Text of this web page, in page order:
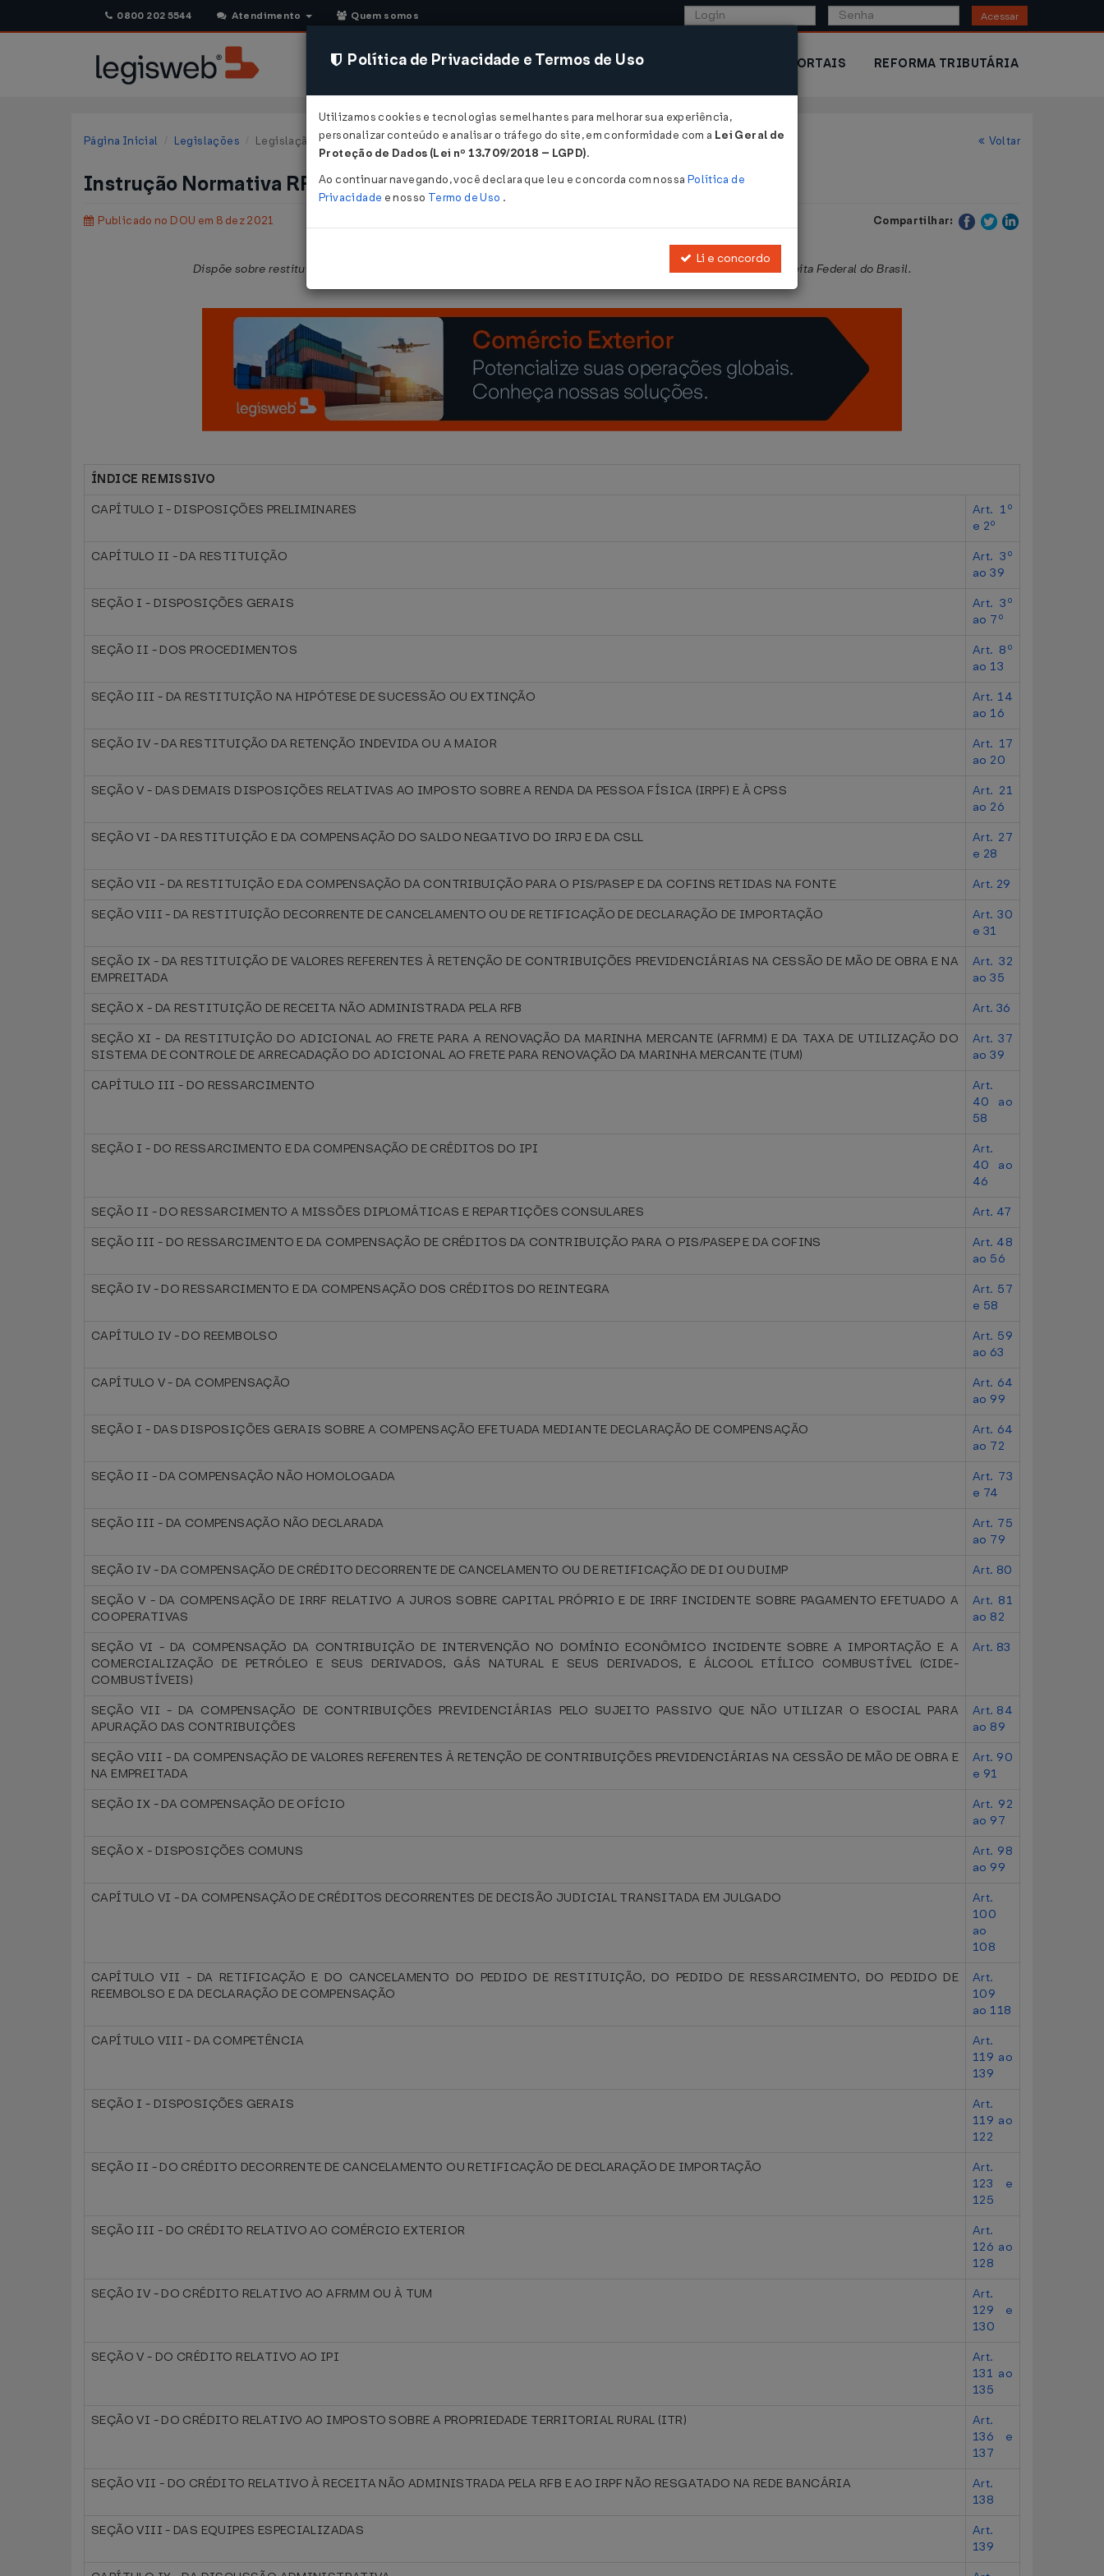
0800 202 5544 Atendimento Quem somos Acessar
CONSULTORIA SISTEMAS COMÉRCIO EXTERIOR PORTAIS REFORMA TRIBUTÁRIA
Página Inicial Legislações Legislação Federal Voltar
Instrução Normativa RFB Nº 2055 DE 06/12/2021
Publicado no DOU em 8 dez 2021 Compartilhar:
Dispõe sobre restituição, compensação, ressarcimento e reembolso, no âmbito da Secretaria Especial da Receita Federal do Brasil.
ÍNDICE REMISSIVO
CAPÍTULO I - DISPOSIÇÕES PRELIMINARES
Art. 1º
e 2º
CAPÍTULO II - DA RESTITUIÇÃO
Art. 3º
ao 39
SEÇÃO I - DISPOSIÇÕES GERAIS
Art. 3º
ao 7º
SEÇÃO II - DOS PROCEDIMENTOS
Art. 8º
ao 13
SEÇÃO III - DA RESTITUIÇÃO NA HIPÓTESE DE SUCESSÃO OU EXTINÇÃO
Art. 14
ao 16
SEÇÃO IV - DA RESTITUIÇÃO DA RETENÇÃO INDEVIDA OU A MAIOR
Art. 17
ao 20
SEÇÃO V - DAS DEMAIS DISPOSIÇÕES RELATIVAS AO IMPOSTO SOBRE A RENDA DA PESSOA FÍSICA (IRPF) E À CPSS
Art. 21
ao 26
SEÇÃO VI - DA RESTITUIÇÃO E DA COMPENSAÇÃO DO SALDO NEGATIVO DO IRPJ E DA CSLL
Art. 27
e 28
SEÇÃO VII - DA RESTITUIÇÃO E DA COMPENSAÇÃO DA CONTRIBUIÇÃO PARA O PIS/PASEP E DA COFINS RETIDAS NA FONTE
Art. 29
SEÇÃO VIII - DA RESTITUIÇÃO DECORRENTE DE CANCELAMENTO OU DE RETIFICAÇÃO DE DECLARAÇÃO DE IMPORTAÇÃO
Art. 30
e 31
SEÇÃO IX - DA RESTITUIÇÃO DE VALORES REFERENTES À RETENÇÃO DE CONTRIBUIÇÕES PREVIDENCIÁRIAS NA CESSÃO DE MÃO DE OBRA E NA
EMPREITADA
Art. 32
ao 35
SEÇÃO X - DA RESTITUIÇÃO DE RECEITA NÃO ADMINISTRADA PELA RFB
Art. 36
SEÇÃO XI - DA RESTITUIÇÃO DO ADICIONAL AO FRETE PARA A RENOVAÇÃO DA MARINHA MERCANTE (AFRMM) E DA TAXA DE UTILIZAÇÃO DO
SISTEMA DE CONTROLE DE ARRECADAÇÃO DO ADICIONAL AO FRETE PARA RENOVAÇÃO DA MARINHA MERCANTE (TUM)
Art. 37
ao 39
CAPÍTULO III - DO RESSARCIMENTO
Art.
40 ao
58
SEÇÃO I - DO RESSARCIMENTO E DA COMPENSAÇÃO DE CRÉDITOS DO IPI
Art.
40 ao
46
SEÇÃO II - DO RESSARCIMENTO A MISSÕES DIPLOMÁTICAS E REPARTIÇÕES CONSULARES
Art. 47
SEÇÃO III - DO RESSARCIMENTO E DA COMPENSAÇÃO DE CRÉDITOS DA CONTRIBUIÇÃO PARA O PIS/PASEP E DA COFINS
Art. 48
ao 56
SEÇÃO IV - DO RESSARCIMENTO E DA COMPENSAÇÃO DOS CRÉDITOS DO REINTEGRA
Art. 57
e 58
CAPÍTULO IV - DO REEMBOLSO
Art. 59
ao 63
CAPÍTULO V - DA COMPENSAÇÃO
Art. 64
ao 99
SEÇÃO I - DAS DISPOSIÇÕES GERAIS SOBRE A COMPENSAÇÃO EFETUADA MEDIANTE DECLARAÇÃO DE COMPENSAÇÃO
Art. 64
ao 72
SEÇÃO II - DA COMPENSAÇÃO NÃO HOMOLOGADA
Art. 73
e 74
SEÇÃO III - DA COMPENSAÇÃO NÃO DECLARADA
Art. 75
ao 79
SEÇÃO IV - DA COMPENSAÇÃO DE CRÉDITO DECORRENTE DE CANCELAMENTO OU DE RETIFICAÇÃO DE DI OU DUIMP
Art. 80
SEÇÃO V - DA COMPENSAÇÃO DE IRRF RELATIVO A JUROS SOBRE CAPITAL PRÓPRIO E DE IRRF INCIDENTE SOBRE PAGAMENTO EFETUADO A
COOPERATIVAS
Art. 81
ao 82
SEÇÃO VI - DA COMPENSAÇÃO DA CONTRIBUIÇÃO DE INTERVENÇÃO NO DOMÍNIO ECONÔMICO INCIDENTE SOBRE A IMPORTAÇÃO E A
COMERCIALIZAÇÃO DE PETRÓLEO E SEUS DERIVADOS, GÁS NATURAL E SEUS DERIVADOS, E ÁLCOOL ETÍLICO COMBUSTÍVEL (CIDE-
COMBUSTÍVEIS)
Art. 83
SEÇÃO VII - DA COMPENSAÇÃO DE CONTRIBUIÇÕES PREVIDENCIÁRIAS PELO SUJEITO PASSIVO QUE NÃO UTILIZAR O ESOCIAL PARA
APURAÇÃO DAS CONTRIBUIÇÕES
Art. 84
ao 89
SEÇÃO VIII - DA COMPENSAÇÃO DE VALORES REFERENTES À RETENÇÃO DE CONTRIBUIÇÕES PREVIDENCIÁRIAS NA CESSÃO DE MÃO DE OBRA E
NA EMPREITADA
Art. 90
e 91
SEÇÃO IX - DA COMPENSAÇÃO DE OFÍCIO
Art. 92
ao 97
SEÇÃO X - DISPOSIÇÕES COMUNS
Art. 98
ao 99
CAPÍTULO VI - DA COMPENSAÇÃO DE CRÉDITOS DECORRENTES DE DECISÃO JUDICIAL TRANSITADA EM JULGADO
Art.
100
ao
108
CAPÍTULO VII - DA RETIFICAÇÃO E DO CANCELAMENTO DO PEDIDO DE RESTITUIÇÃO, DO PEDIDO DE RESSARCIMENTO, DO PEDIDO DE
REEMBOLSO E DA DECLARAÇÃO DE COMPENSAÇÃO
Art.
109
ao 118
CAPÍTULO VIII - DA COMPETÊNCIA
Art.
119 ao
139
SEÇÃO I - DISPOSIÇÕES GERAIS
Art.
119 ao
122
SEÇÃO II - DO CRÉDITO DECORRENTE DE CANCELAMENTO OU RETIFICAÇÃO DE DECLARAÇÃO DE IMPORTAÇÃO
Art.
123 e
125
SEÇÃO III - DO CRÉDITO RELATIVO AO COMÉRCIO EXTERIOR
Art.
126 ao
128
SEÇÃO IV - DO CRÉDITO RELATIVO AO AFRMM OU À TUM
Art.
129 e
130
SEÇÃO V - DO CRÉDITO RELATIVO AO IPI
Art.
131 ao
135
SEÇÃO VI - DO CRÉDITO RELATIVO AO IMPOSTO SOBRE A PROPRIEDADE TERRITORIAL RURAL (ITR)
Art.
136 e
137
SEÇÃO VII - DO CRÉDITO RELATIVO À RECEITA NÃO ADMINISTRADA PELA RFB E AO IRPF NÃO RESGATADO NA REDE BANCÁRIA
Art.
138
SEÇÃO VIII - DAS EQUIPES ESPECIALIZADAS
Art.
139
Política de Privacidade e Termos de Uso
Utilizamos cookies e tecnologias semelhantes para melhorar sua experiência,
personalizar conteúdo e analisar o tráfego do site, em conformidade com a Lei Geral de
Proteção de Dados (Lei nº 13.709/2018 – LGPD).
Ao continuar navegando, você declara que leu e concorda com nossa Política de
Privacidade e nosso Termo de Uso .
Li e concordo